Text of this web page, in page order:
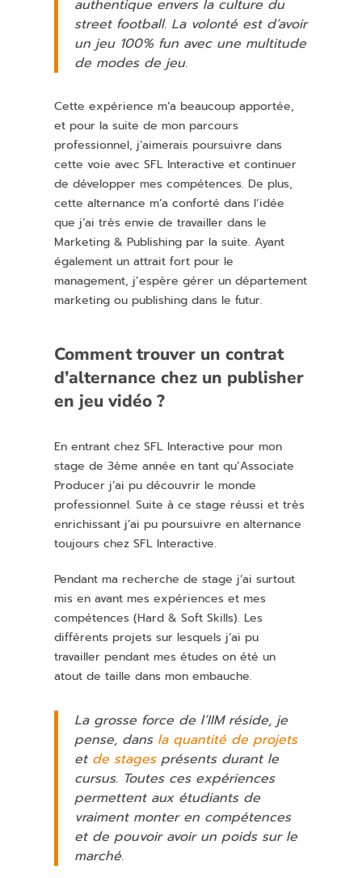
authentique envers la culture du
street football. La volonté est d’avoir
un jeu 100% fun avec une multitude
de modes de jeu.
Cette expérience m’a beaucoup apportée,
et pour la suite de mon parcours
professionnel, j’aimerais poursuivre dans
cette voie avec SFL Interactive et continuer
de développer mes compétences. De plus,
cette alternance m’a conforté dans l’idée
que j’ai très envie de travailler dans le
Marketing & Publishing par la suite. Ayant
également un attrait fort pour le
management, j’espère gérer un département
marketing ou publishing dans le futur.
Comment trouver un contrat
d’alternance chez un publisher
en jeu vidéo ?
En entrant chez SFL Interactive pour mon
stage de 3ème année en tant qu’Associate
Producer j’ai pu découvrir le monde
professionnel. Suite à ce stage réussi et très
enrichissant j’ai pu poursuivre en alternance
toujours chez SFL Interactive.
Pendant ma recherche de stage j’ai surtout
mis en avant mes expériences et mes
compétences (Hard & Soft Skills). Les
différents projets sur lesquels j’ai pu
travailler pendant mes études on été un
atout de taille dans mon embauche.
La grosse force de l’IIM réside, je
pense, dans la quantité de projets
etde stagesprésents durant le
cursus. Toutes ces expériences
permettent aux étudiants de
vraiment monter en compétences
et de pouvoir avoir un poids sur le
marché.